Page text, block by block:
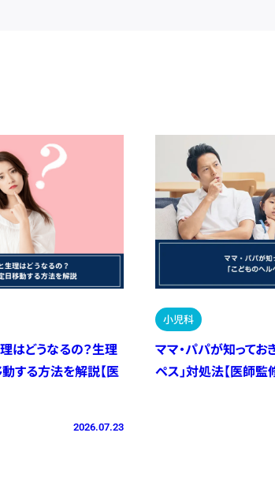
はどうなるの？生理
する方法を解説【医
2026.07.23
小児科
ママ・パパが知ってお
ペス」対処法【医師監